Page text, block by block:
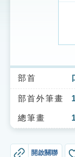
索引選單
知識索引
單字索引
部首
部首外筆畫
總筆畫
開啟關聯